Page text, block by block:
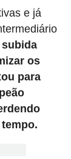
e já
subida
os
para